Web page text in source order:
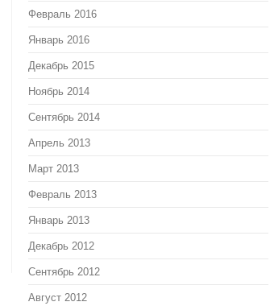
Февраль 2016
Январь 2016
Декабрь 2015
Ноябрь 2014
Сентябрь 2014
Апрель 2013
Март 2013
Февраль 2013
Январь 2013
Декабрь 2012
Сентябрь 2012
Август 2012